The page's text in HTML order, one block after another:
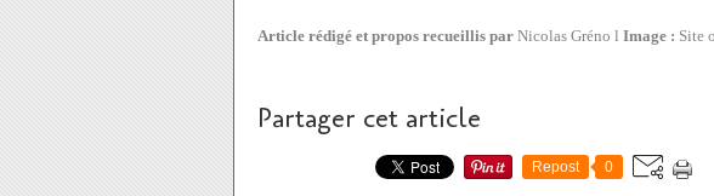
Article rédigé et propos recueillis par Nicolas Gréno l Image : Site
Partager cet article
Repost 0